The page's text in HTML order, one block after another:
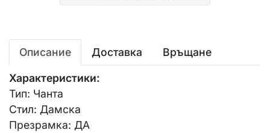
Описание Доставка Връщане
Характеристики:
Тип: Чанта
Стил: Дамска
Презрамка: ДА